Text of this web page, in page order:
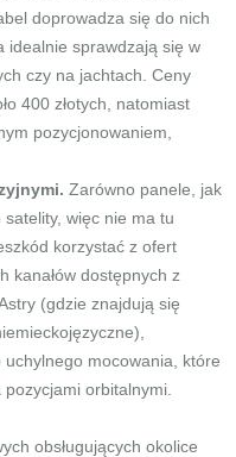
doprowadza się do nich
idealnie sprawdzają się w
czy na jachtach. Ceny
400 złotych, natomiast
pozycjonowaniem,
Zarówno panele, jak
więc nie ma tu
korzystać z ofert
kanałów dostępnych z
(gdzie znajdują się
mocowania, które
orbitalnymi.
obsługujących okolice